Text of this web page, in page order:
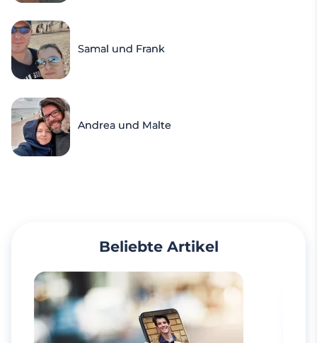
Samal und Frank
Andrea und Malte
Beliebte Artikel